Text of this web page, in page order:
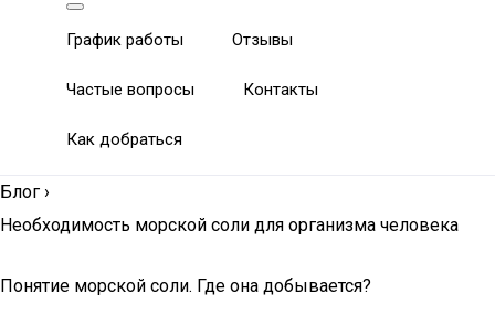
График работы Отзывы
Частые вопросы Контакты
Как добраться
Блог ›
Необходимость морской соли для организма человека
Понятие морской соли. Где она добывается?